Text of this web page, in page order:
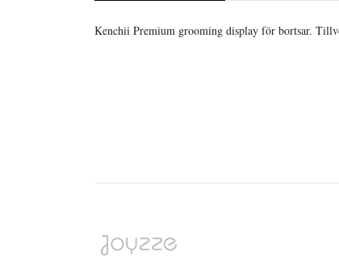
Kenchii Premium grooming display för bortsar.